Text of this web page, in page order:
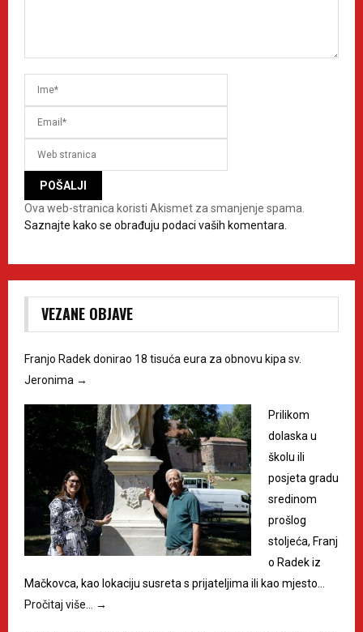
Ova web-stranica koristi Akismet za smanjenje spama.
Saznajte kako se obrađuju podaci vaših komentara.
VEZANE OBJAVE
Franjo Radek donirao 18 tisuća eura za obnovu kipa sv.
Jeronima →
Prilikom
dolaska u
školu ili
posjeta gradu
sredinom
prošlog
stoljeća, Franj
o Radek iz
Mačkovca, kao lokaciju susreta s prijateljima ili kao mjesto…
Pročitaj više…
→